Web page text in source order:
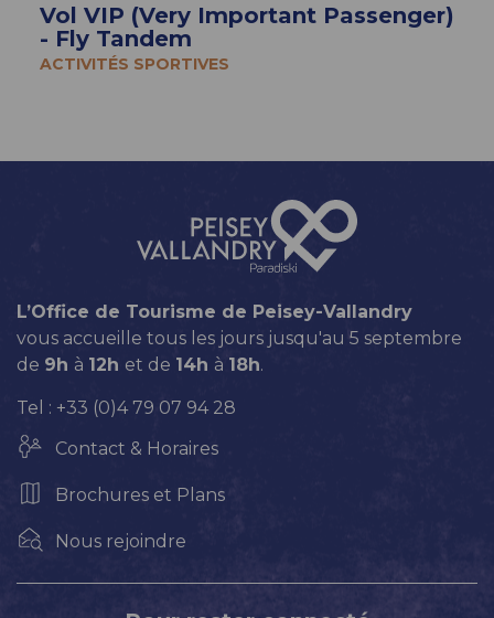
Vol VIP (Very Important Passenger)
- Fly Tandem
ACTIVITÉS SPORTIVES
L’Office de Tourisme de Peisey-Vallandry
vous accueille tous les jours jusqu'au 5 septembre
de 9h à 12h et de 14h à 18h.
Tel : +33 (0)4 79 07 94 28
Contact & Horaires
Brochures et Plans
Nous rejoindre